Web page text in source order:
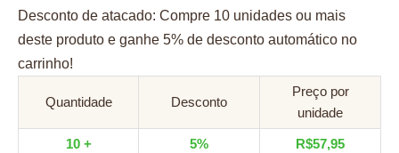
quantidade
Desconto de atacado: Compre 10 unidades ou mais
deste produto e ganhe 5% de desconto automático no
carrinho!
Quantidade Desconto
Preço por
unidade
10 + 5% R$57,95